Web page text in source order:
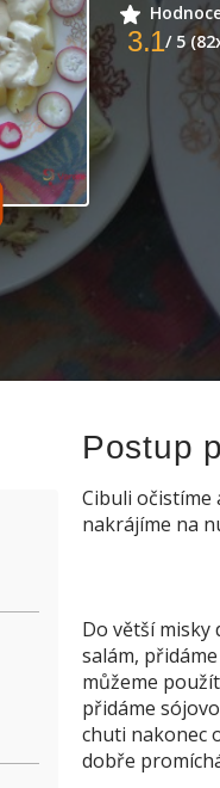
3.1/ 5
Postup
Cibuli očistíme
nakrájíme na
Do větší misky
salám,
můžeme
přidáme
chuti nakonec
dobře